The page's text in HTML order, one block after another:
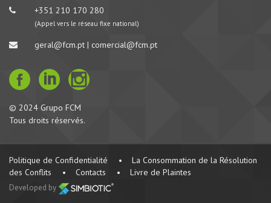
+351 210 170 280
(Appel vers le réseau fixe national)
geral@fcm.pt | comercial@fcm.pt
© 2024 Grupo FCM
Tous droits réservés.
Politique de Confidentialité •
La Consommation de la Résolution
des Conflits
• Contacts • Livre de Plaintes
Developed by